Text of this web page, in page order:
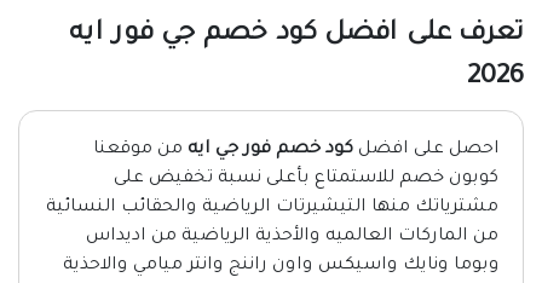
تعرف على افضل كود خصم جي فور ايه
2026
احصل على افضل كود خصم فور جي ايه من موقعنا
كوبون خصم للاستمتاع بأعلى نسبة تخفيض على
مشترياتك منها التيشيرتات الرياضية والحقائب النسائية
من الماركات العالميه والأحذية الرياضية من اديداس
وبوما ونايك واسيكس واون راننج وانتر ميامي والاحذية